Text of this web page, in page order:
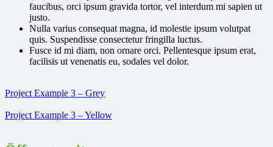
faucibus, orci ipsum gravida tortor, vel interdum mi sapien ut
justo.
Nulla varius consequat magna, id molestie ipsum volutpat
quis. Suspendisse consectetur fringilla luctus.
Fusce id mi diam, non ornare orci. Pellentesque ipsum erat,
facilisis ut venenatis eu, sodales vel dolor.
Project Example 3 – Grey
Project Example 3 – Yellow